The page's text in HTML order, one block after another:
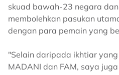
skuad bawah-23 negara
membolehkan pasukan
dengan para pemain yang
"Selain daripada ikhtiar
MADANI dan FAM, saya